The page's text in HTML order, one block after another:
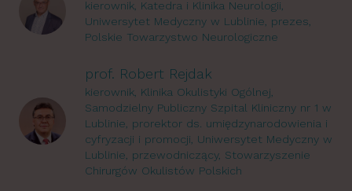
kierownik, Katedra i Klinika Neurologii,
Uniwersytet Medyczny w Lublinie, prezes,
Polskie Towarzystwo Neurologiczne
prof. Robert Rejdak
kierownik, Klinika Okulistyki Ogólnej,
Samodzielny Publiczny Szpital Kliniczny nr 1 w
Lublinie, prorektor ds. umiędzynarodowienia i
cyfryzacji i promocji, Uniwersytet Medyczny w
Lublinie, przewodniczący, Stowarzyszenie
Chirurgów Okulistów Polskich